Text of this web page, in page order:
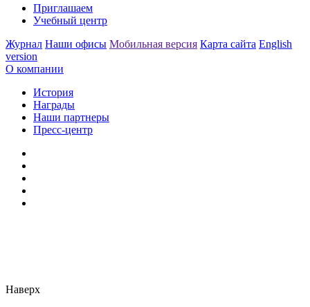
Приглашаем
Учебный центр
Журнал Наши офисы Мобильная версия Карта сайта English
version
О компании
История
Награды
Наши партнеры
Пресс-центр
Наверх